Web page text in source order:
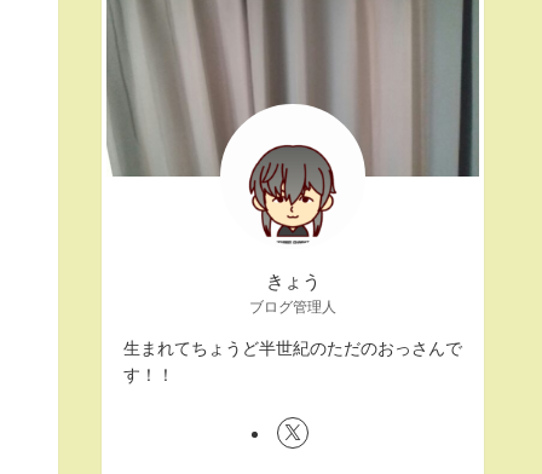
きょう
ブログ管理人
生まれてちょうど半世紀のただのおっさんで
す！！